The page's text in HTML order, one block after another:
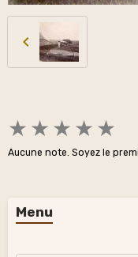
★ ★ ★ ★ ★
Aucune note. Soyez le
Menu